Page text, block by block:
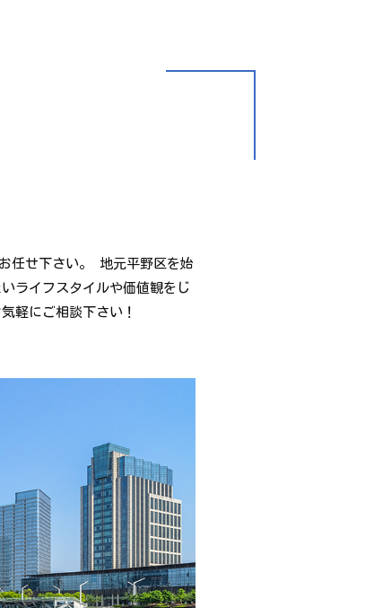
任せ下さい。 地元平野区を始
ライフスタイルや価値観をじ
軽にご相談下さい！